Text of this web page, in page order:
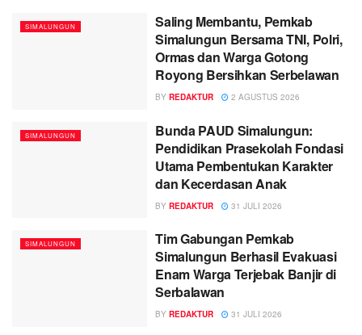
SIMALUNGUN
Saling Membantu, Pemkab
Simalungun Bersama TNI, Polri,
Ormas dan Warga Gotong
Royong Bersihkan Serbelawan
BY REDAKTUR 2 AGUSTUS 2026
SIMALUNGUN
Bunda PAUD Simalungun:
Pendidikan Prasekolah Fondasi
Utama Pembentukan Karakter
dan Kecerdasan Anak
BY REDAKTUR 31 JULI 2026
SIMALUNGUN
Tim Gabungan Pemkab
Simalungun Berhasil Evakuasi
Enam Warga Terjebak Banjir di
Serbalawan
BY REDAKTUR 31 JULI 2026